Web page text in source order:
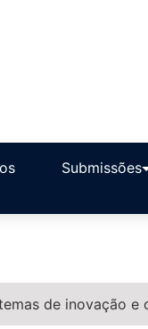
Submissões
de inovação e